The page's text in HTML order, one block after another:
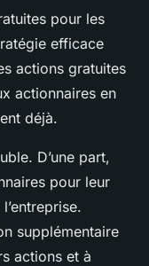
pour les
efficace
actions gratuites
actionnaires en
déjà.
D’une part,
pour leur
supplémentaire
actions et à